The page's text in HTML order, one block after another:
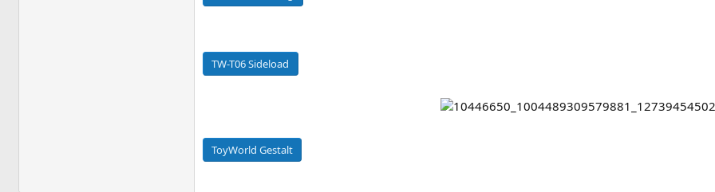
TW-T06 Sideload
ToyWorld Gestalt